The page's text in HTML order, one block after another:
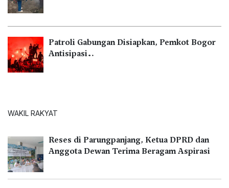
Patroli Gabungan Disiapkan, Pemkot Bogor
Antisipasi…
WAKIL RAKYAT
Reses di Parungpanjang, Ketua DPRD dan
Anggota Dewan Terima Beragam Aspirasi